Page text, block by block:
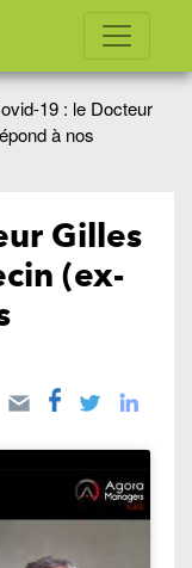
19 : le Docteur
à nos
Gilles
(ex-